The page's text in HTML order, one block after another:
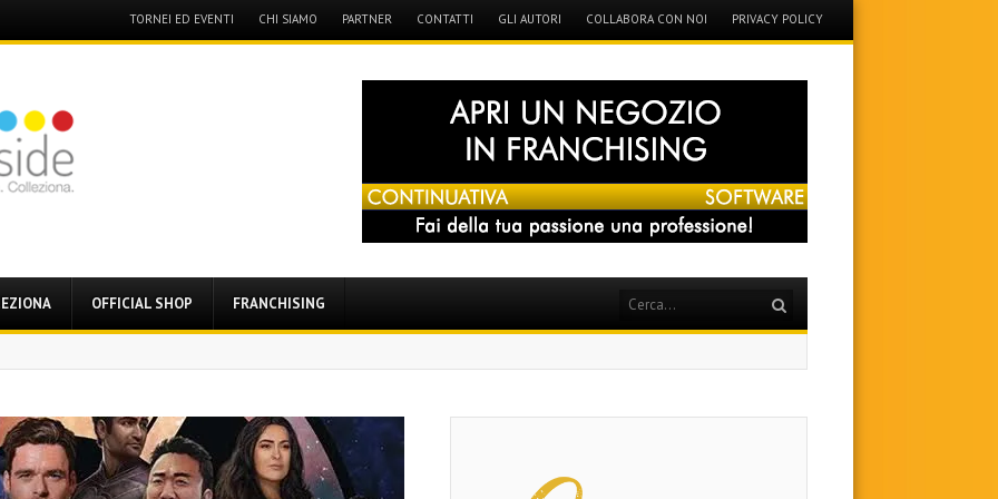
Menu
Skip
to
TORNEI ED EVENTI CHI SIAMO PARTNER CONTATTI GLI AUTORI COLLABORA CON NOI PRIVACY POLICY
OFFICIAL SHOP FRANCHISING Search